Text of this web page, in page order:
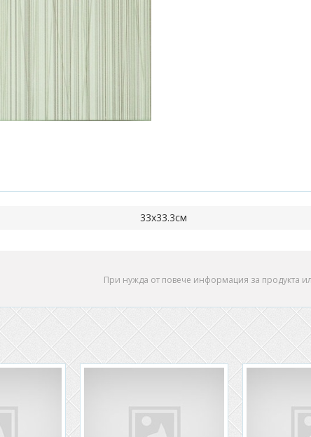
33х33.3см
При нужда от повече информация за продукта